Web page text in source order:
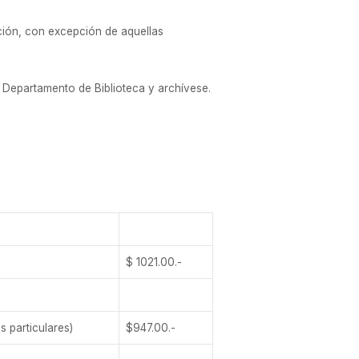
con excepción de aquellas
de Biblioteca y archívese.
$ 1021.00.-
particulares) $947.00.-